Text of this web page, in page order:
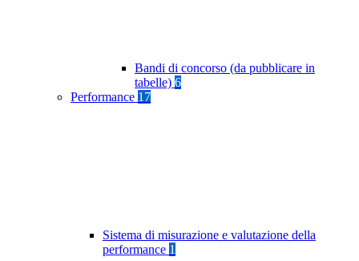
Bandi di concorso (da pubblicare in
tabelle) 6
Performance 17
Sistema di misurazione e valutazione della
performance 1